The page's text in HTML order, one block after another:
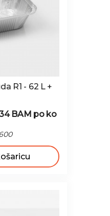
R1 - 62 L +
BAM po ko